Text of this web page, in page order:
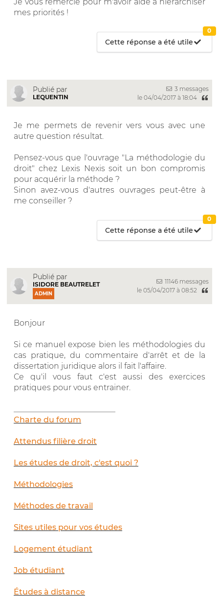
mes priorités !
Cette réponse a été utile
0
Publié par
LEQUENTIN
3 messages
le 04/04/2017 à 18:04
Je me permets de revenir vers vous avec une
autre question résultat.
Pensez-vous que l'ouvrage "La méthodologie du
droit" chez Lexis Nexis soit un bon compromis
pour acquérir la méthode ?
Sinon avez-vous d'autres ouvrages peut-être à
me conseiller ?
Cette réponse a été utile
0
Publié par
ISIDORE BEAUTRELET
ADMIN
11146 messages
le 05/04/2017 à 08:52
Bonjour
Si ce manuel expose bien les méthodologies du
cas pratique, du commentaire d'arrêt et de la
dissertation juridique alors il fait l'affaire.
Ce qu'il vous faut c'est aussi des exercices
pratiques pour vous entrainer.
Charte du forum
Attendus filière droit
Les études de droit, c'est quoi ?
Méthodologies
Méthodes de travail
Sites utiles pour vos études
Logement étudiant
Job étudiant
Études à distance